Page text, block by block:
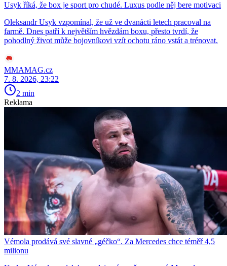
Usyk říká, že box je sport pro chudé. Luxus podle něj bere motivaci
Oleksandr Usyk vzpomínal, že už ve dvanácti letech pracoval na
farmě. Dnes patří k největším hvězdám boxu, přesto tvrdí, že
pohodlný život může bojovníkovi vzít ochotu ráno vstát a trénovat.
MMAMAG.cz
7. 8. 2026, 23:22
2 min
Reklama
Vémola prodává své slavné „géčko“. Za Mercedes chce téměř 4,5
milionu